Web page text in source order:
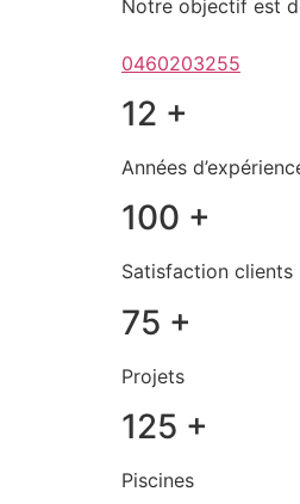
Notre objectif est
0460203255
12 +
Années
100 +
Satisfaction clients
75 +
Projets
125 +
Piscines